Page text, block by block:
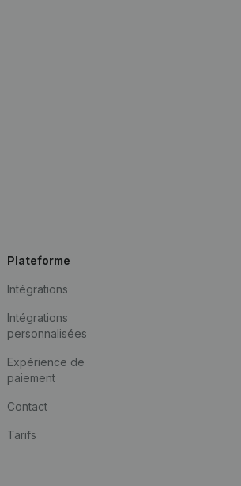
Plateforme
Intégrations
Intégrations
personnalisées
Expérience de
paiement
Contact
Tarifs